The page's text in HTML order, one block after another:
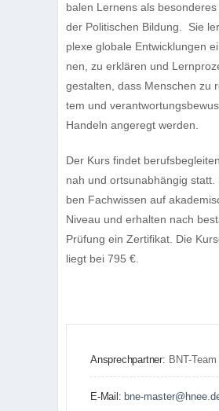
ba­len Ler­nens als
der Poli­ti­schen Bil­dung. Sie
plexe glo­bale Ent­wick­lun­gen
nen, zu erklä­ren und
gestal­ten, dass Men­schen zu
tem und
Han­deln ange­regt werden.
Der Kurs fin­det
nah und orts­un­ab­hän­gig
ben Fach­wis­sen auf
Niveau und erhal­ten nach
Prü­fung ein Zer­ti­fi­kat. Die
liegt bei 795 €.
Ansprechpartner: BNT-Team
E-Mail: bne-